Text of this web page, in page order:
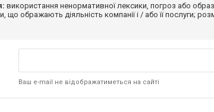
використання ненормативної лексики, погроз або
що ображають діяльність компанії і / або її послуги;
Ваш e-mail не відображатиметься на сайті